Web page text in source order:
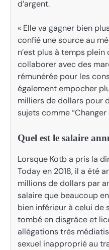
d’argent.
« Elle va gagner bien
confié une source au
n’est plus à temps plein
collaborer avec des
rémunérée pour les
également empocher
milliers de dollars pour
sujets comme “Changer
Quel est le salaire
Lorsque Kotb a pris la
Today en 2018, il a été
millions de dollars par
salaire que beaucoup
bien inférieur à celui de
tombé en disgrâce et
allégations très
sexuel inapproprié au